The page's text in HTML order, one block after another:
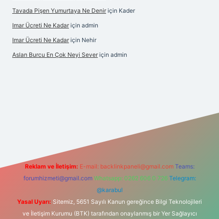
Tavada Pişen Yumurtaya Ne Denir için Kader
Imar Ücreti Ne Kadar için admin
Imar Ücreti Ne Kadar için Nehir
Aslan Burcu En Çok Neyi Sever için admin
Reklam ve İletişim: E-mail: backlinkpaneli@gmail.com Teams:
forumhizmeti@gmail.com Whatsapp: 0262 606 0 726 Telegram:
@karabul
Yasal Uyarı: Sitemiz, 5651 Sayılı Kanun gereğince Bilgi Teknolojileri
ve İletişim Kurumu (BTK) tarafından onaylanmış bir Yer Sağlayıcı